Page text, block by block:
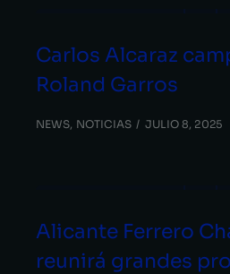
Carlos Alcaraz
Roland Garros
NEWS, NOTICIAS JULIO 8, 2025
Alicante Ferrero
reunirá grandes